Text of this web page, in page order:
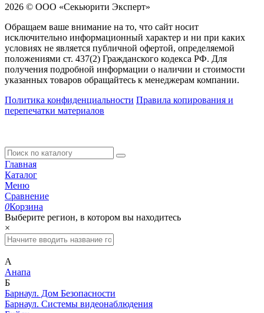
2026 © ООО «Секьюрити Эксперт»
Обращаем ваше внимание на то, что сайт носит
исключительно информационный характер и ни при каких
условиях не является публичной офертой, определяемой
положениями ст. 437(2) Гражданского кодекса РФ. Для
получения подробной информации о наличии и стоимости
указанных товаров обращайтесь к менеджерам компании.
Политика конфиденциальности Правила копирования и
перепечатки материалов
Главная
Каталог
Меню
Сравнение
0Корзина
Выберите регион, в котором вы находитесь
×
А
Анапа
Б
Барнаул. Дом Безопасности
Барнаул. Системы видеонаблюдения